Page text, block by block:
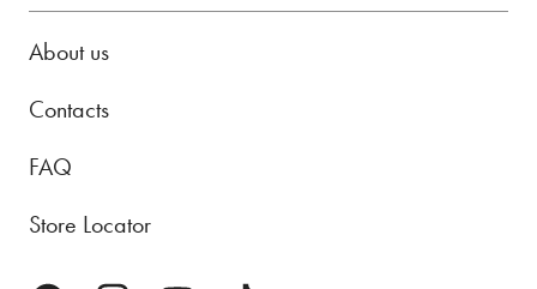
About us
Contacts
FAQ
Store Locator